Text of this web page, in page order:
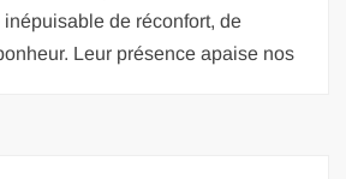
de réconfort, de
Leur présence apaise nos